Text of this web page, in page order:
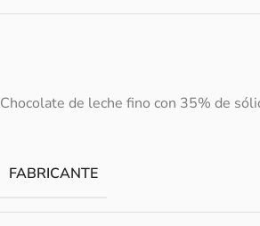
Chocolate de leche fino con 35% de
FABRICANTE